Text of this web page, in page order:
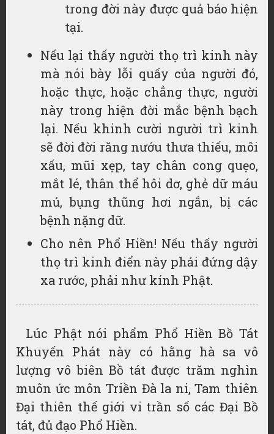
trong đời này được quả báo hiện
tại.
Nếu lại thấy người thọ trì kinh này
mà nói bày lỗi quấy của người đó,
hoặc thực, hoặc chẳng thực, người
này trong hiện đời mắc bệnh bạch
lại. Nếu khinh cười người trì kinh
sẽ đời đời răng nướu thưa thiếu, môi
xấu, mũi xẹp, tay chân cong quẹo,
mắt lé, thân thể hôi dơ, ghẻ dữ máu
mủ, bụng thũng hơi ngắn, bị các
bệnh nặng dữ.
Cho nên Phổ Hiền! Nếu thấy người
thọ trì kinh điển này phải đứng dậy
xa rước, phải như kính Phật.
Lúc Phật nói phẩm Phổ Hiền Bồ Tát
Khuyến Phát này có hằng hà sa vô
lượng vô biên Bồ tát được trăm nghìn
muôn ức môn Triền Đà la ni, Tam thiên
Đại thiên thế giới vi trần số các Đại Bồ
tát, đủ đạo Phổ Hiền.